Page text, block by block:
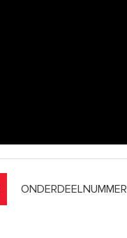
ONDERDEELNUMMER